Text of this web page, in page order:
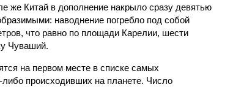
же Китай в дополнение накрыло сразу девятью
наводнение погребло под собой
что равно по площади Карелии, шести
Чуваший.
на первом месте в списке самых
происходивших на планете. Число